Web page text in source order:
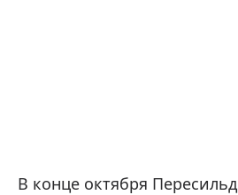
В конце октября Пересильд